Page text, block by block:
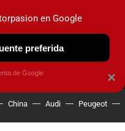
NUEVO
OBSERVATORIO
China Audi Peugeot
×
en Google
preferida
de Google